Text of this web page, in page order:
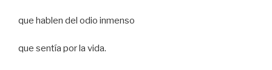
que hablen del odio inmenso
que sentía por la vida.